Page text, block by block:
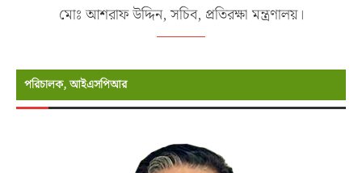
মোঃ আশরাফ উদ্দিন, সচিব, প্রতিরক্ষা মন্ত্রণালয়।
পরিচালক, আইএসপিআর